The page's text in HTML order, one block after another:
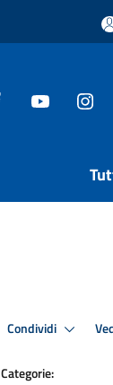
Condividi
Categorie: